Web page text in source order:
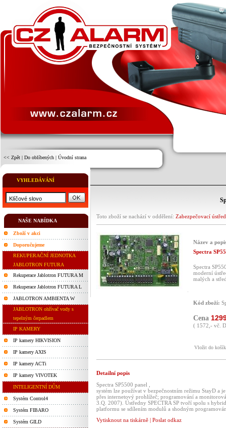
<< Zpět | Do oblíbených | Úvodní strana
VYHLEDÁVÁNÍ
NAŠE NABÍDKA
Zboží v akci
Doporučujeme
REKUPERAČNÍ JEDNOTKA
JABLOTRON FUTURA
Rekuperace Jablotron FUTURA M
Rekuperace Jablotron FUTURA L
JABLOTRON AMBIENTA W
JABLOTRON ohřívač vody s
tepelným čerpadlem
IP KAMERY
IP kamery HIKVISION
IP kamery AXIS
IP kamery ACTi
IP kamery VIVOTEK
INTELIGENTNÍ DŮM
Systém Control4
Systém FIBARO
Systém GILD
Toto zboží se nachází v oddělení: Zabezpečovací
Název a
Spectra
Spectra
moderní
malých a
Kód zboží:
Cena
( 1572,- vč.
Vložit do
Detailní popis
Spectra SP5500 panel ,
systém lze používat v bezpečnostním režimu StayD a
přes internetový prohlížeč; programování a
3.Q. 2007). Ústředny SPECTRA SP tvoří spolu s
platformu se sdílením modulů a shodným
Vytisknout na tiskárně | Poslat odkaz